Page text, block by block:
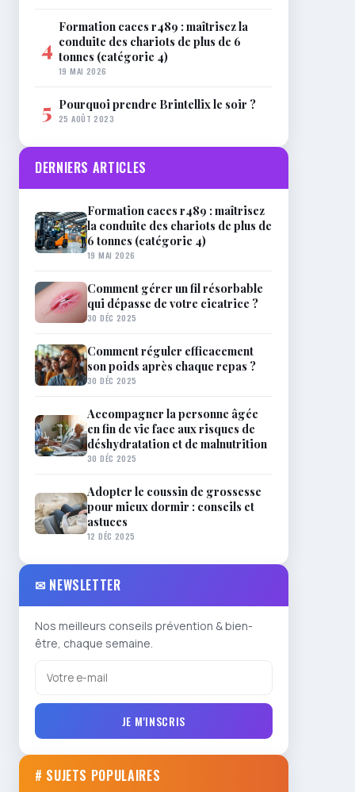
4
Formation caces r489 : maîtrisez la
conduite des chariots de plus de 6
tonnes (catégorie 4)
19 MAI 2026
5 Pourquoi prendre Brintellix le soir ?
25 AOÛT 2023
DERNIERS ARTICLES
Formation caces r489 : maîtrisez
la conduite des chariots de plus de
6 tonnes (catégorie 4)
19 MAI 2026
Comment gérer un fil résorbable
qui dépasse de votre cicatrice ?
30 DÉC 2025
Comment réguler efficacement
son poids après chaque repas ?
30 DÉC 2025
Accompagner la personne âgée
en fin de vie face aux risques de
déshydratation et de malnutrition
30 DÉC 2025
Adopter le coussin de grossesse
pour mieux dormir : conseils et
astuces
12 DÉC 2025
✉ NEWSLETTER
Nos meilleurs conseils prévention & bien-
être, chaque semaine.
JE M'INSCRIS
# SUJETS POPULAIRES